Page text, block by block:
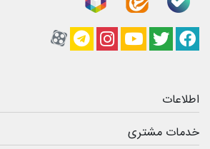
فیسبوک
تویتریوتیوبکانال آپارات
کانال تلگرام
کانال آپارات
اطلاعات
خدمات مشتری